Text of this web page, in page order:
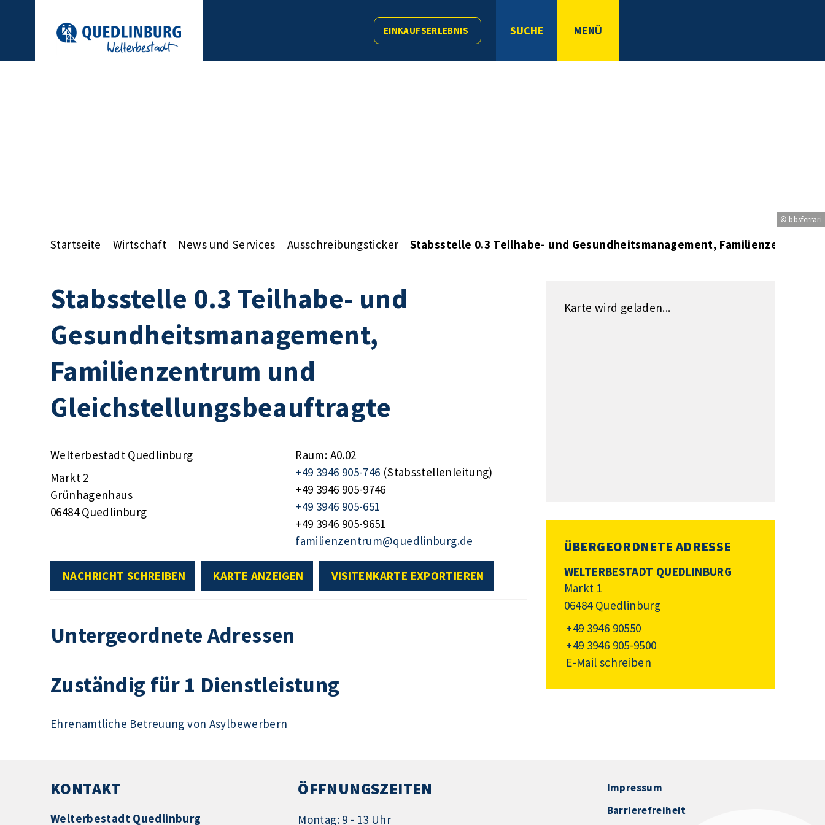
EINKAUFSERLEBNIS SUCHE MENÜ
© bbsferrari
Startseite Wirtschaft News und Services Ausschreibungsticker Stabsstelle 0.3 Teilhabe- und Gesundheitsmanagement, Familienzentrum
Stabsstelle 0.3 Teilhabe- und
Gesundheitsmanagement,
Familienzentrum und
Gleichstellungsbeauftragte
Welterbestadt Quedlinburg
Markt 2
Grünhagenhaus
06484 Quedlinburg
Raum: A0.02
+49 3946 905-746 (Stabsstellenleitung)
+49 3946 905-9746
+49 3946 905-651
+49 3946 905-9651
familienzentrum@quedlinburg.de
NACHRICHT SCHREIBEN KARTE ANZEIGEN VISITENKARTE EXPORTIEREN
Untergeordnete Adressen
Zuständig für 1 Dienstleistung
Ehrenamtliche Betreuung von Asylbewerbern
Karte wird geladen...
ÜBERGEORDNETE ADRESSE
WELTERBESTADT QUEDLINBURG
Markt 1
06484 Quedlinburg
+49 3946 90550
+49 3946 905-9500
E-Mail schreiben
KONTAKT
Welterbestadt Quedlinburg
ÖFFNUNGSZEITEN
Montag: 9 - 13 Uhr
Impressum
Barrierefreiheit